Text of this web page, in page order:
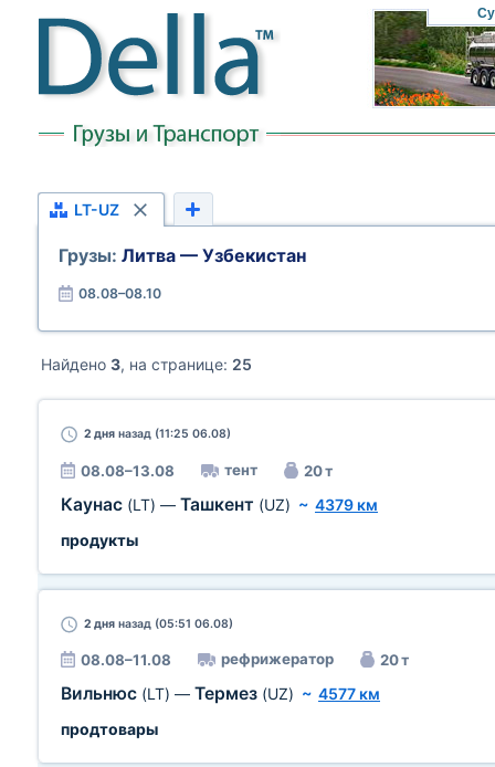
LT-UZ
Грузы: Литва — Узбекистан
08.08–08.10
Найдено 3, на странице: 25
2 дня назад (11:25 06.08)
08.08–13.08 тент 20 т
Каунас (LT) — Ташкент (UZ) ~ 4379 км
продукты
2 дня назад (05:51 06.08)
08.08–11.08 рефрижератор 20 т
Вильнюс (LT) — Термез (UZ) ~ 4577 км
продтовары